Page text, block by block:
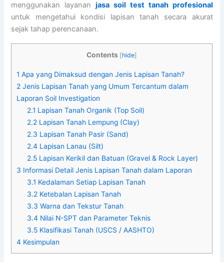
menggunakan layananjasa soil test tanah profesional
untuk mengetahui kondisi lapisan tanah secara akurat
sejak tahap perencanaan.
Contents [hide]
1 Apa yang Dimaksud dengan Jenis Lapisan Tanah?
2 Jenis Lapisan Tanah yang Umum Tercantum dalam
Laporan Soil Investigation
2.1 Lapisan Tanah Organik (Top Soil)
2.2 Lapisan Tanah Lempung (Clay)
2.3 Lapisan Tanah Pasir (Sand)
2.4 Lapisan Lanau (Silt)
2.5 Lapisan Kerikil dan Batuan (Gravel & Rock Layer)
3 Informasi Detail Jenis Lapisan Tanah dalam Laporan
3.1 Kedalaman Setiap Lapisan Tanah
3.2 Ketebalan Lapisan Tanah
3.3 Warna dan Tekstur Tanah
3.4 Nilai N-SPT dan Parameter Teknis
3.5 Klasifikasi Tanah (USCS / AASHTO)
4 Kesimpulan